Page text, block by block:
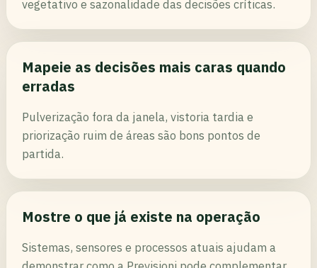
vegetativo e sazonalidade das decisões críticas.
Mapeie as decisões mais caras quando
erradas
Pulverização fora da janela, vistoria tardia e
priorização ruim de áreas são bons pontos de
partida.
Mostre o que já existe na operação
Sistemas, sensores e processos atuais ajudam a